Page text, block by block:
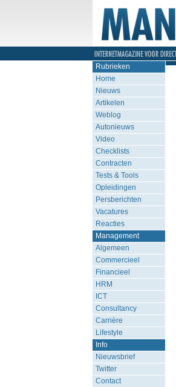
Rubrieken
Home
Nieuws
Artikelen
Weblog
Autonieuws
Video
Checklists
Contracten
Tests & Tools
Opleidingen
Persberichten
Vacatures
Reacties
Management
Algemeen
Commercieel
Financieel
HRM
ICT
Consultancy
Carrière
Lifestyle
Info
Nieuwsbrief
Twitter
Contact